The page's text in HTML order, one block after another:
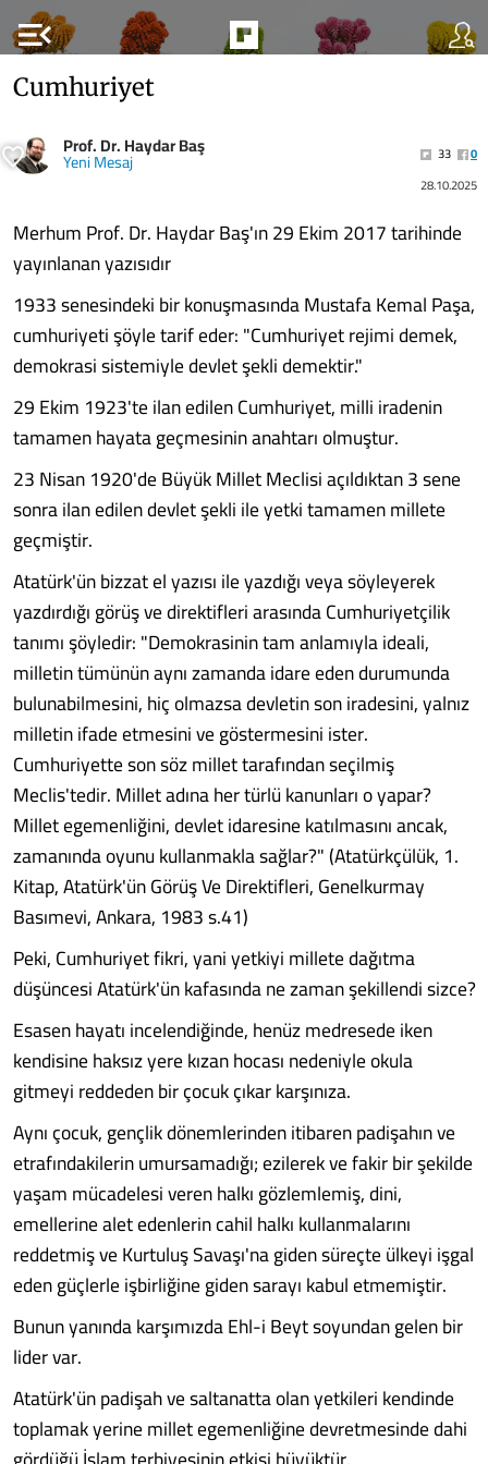
menu_open
Cumhuriyet
Prof. Dr. Haydar Baş
Yeni Mesaj 33
0
28.10.2025
Merhum Prof. Dr. Haydar Baş'ın 29 Ekim 2017 tarihinde
yayınlanan yazısıdır
1933 senesindeki bir konuşmasında Mustafa Kemal Paşa,
cumhuriyeti şöyle tarif eder: "Cumhuriyet rejimi demek,
demokrasi sistemiyle devlet şekli demektir."
29 Ekim 1923'te ilan edilen Cumhuriyet, milli iradenin
tamamen hayata geçmesinin anahtarı olmuştur.
23 Nisan 1920'de Büyük Millet Meclisi açıldıktan 3 sene
sonra ilan edilen devlet şekli ile yetki tamamen millete
geçmiştir.
Atatürk'ün bizzat el yazısı ile yazdığı veya söyleyerek
yazdırdığı görüş ve direktifleri arasında Cumhuriyetçilik
tanımı şöyledir: "Demokrasinin tam anlamıyla ideali,
milletin tümünün aynı zamanda idare eden durumunda
bulunabilmesini, hiç olmazsa devletin son iradesini, yalnız
milletin ifade etmesini ve göstermesini ister.
Cumhuriyette son söz millet tarafından seçilmiş
Meclis'tedir. Millet adına her türlü kanunları o yapar?
Millet egemenliğini, devlet idaresine katılmasını ancak,
zamanında oyunu kullanmakla sağlar?" (Atatürkçülük, 1.
Kitap, Atatürk'ün Görüş Ve Direktifleri, Genelkurmay
Basımevi, Ankara, 1983 s.41)
Peki, Cumhuriyet fikri, yani yetkiyi millete dağıtma
düşüncesi Atatürk'ün kafasında ne zaman şekillendi sizce?
Esasen hayatı incelendiğinde, henüz medresede iken
kendisine haksız yere kızan hocası nedeniyle okula
gitmeyi reddeden bir çocuk çıkar karşınıza.
Aynı çocuk, gençlik dönemlerinden itibaren padişahın ve
etrafındakilerin umursamadığı; ezilerek ve fakir bir şekilde
yaşam mücadelesi veren halkı gözlemlemiş, dini,
emellerine alet edenlerin cahil halkı kullanmalarını
reddetmiş ve Kurtuluş Savaşı'na giden süreçte ülkeyi işgal
eden güçlerle işbirliğine giden sarayı kabul etmemiştir.
Bunun yanında karşımızda Ehl-i Beyt soyundan gelen bir
lider var.
Atatürk'ün padişah ve saltanatta olan yetkileri kendinde
toplamak yerine millet egemenliğine devretmesinde dahi